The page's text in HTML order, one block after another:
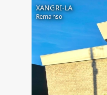
XANGRI-LA
Remanso